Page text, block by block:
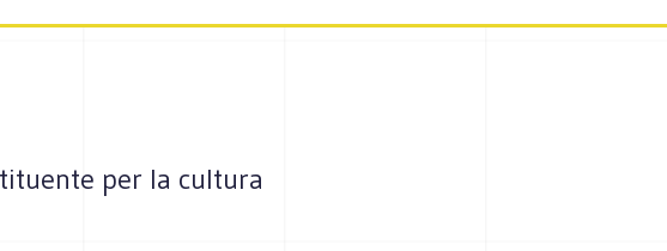
per la cultura